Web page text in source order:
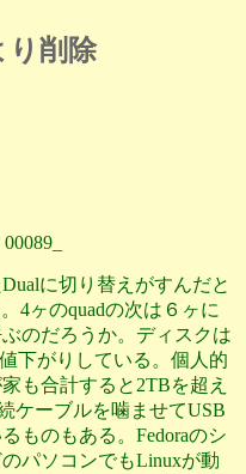
削除
00089_
に切り替えがすんだと
4ヶのquadの次は６ヶに
のだろうか。ディスクは
下がりしている。個人的
も合計すると2TBを超え
ケーブルを噛ませてUSB
ものもある。Fedoraのシ
パソコンでもLinuxが動